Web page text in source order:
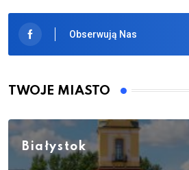
Obserwują Nas
TWOJE MIASTO
Białystok